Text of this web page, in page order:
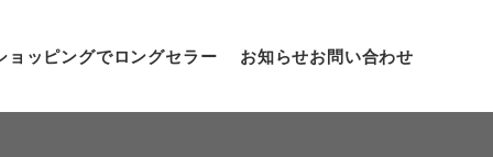
ョッピングでロングセラー お知らせお問い合わせ